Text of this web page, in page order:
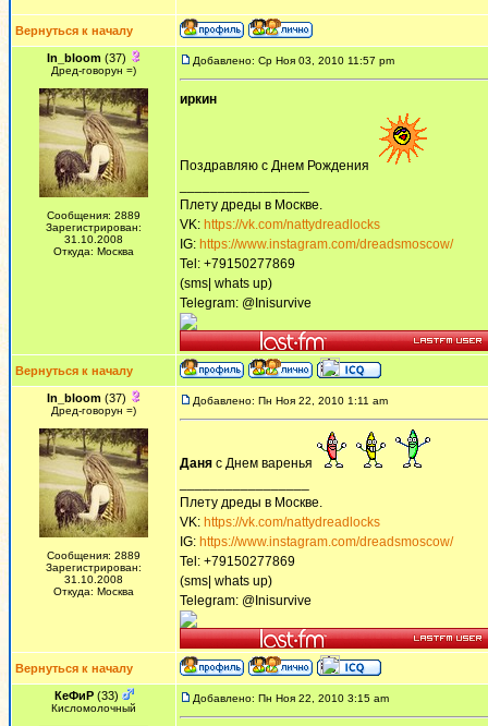
Вернуться к началу
In_bloom(37)
Дред-говорун =)
Сообщения: 2889
Зарегистрирован:
31.10.2008
Откуда: Москва
Добавлено: Ср Ноя 03, 2010 11:57 pm
иркин
Поздравляю с Днем Рождения
Плету дреды в Москве.
VK: https://vk.com/nattydreadlocks
IG: https://www.instagram.com/dreadsmoscow/
Tel: +79150277869
(sms| whats up)
Telegram: @Inisurvive
Вернуться к началу
In_bloom(37)
Дред-говорун =)
Сообщения: 2889
Зарегистрирован:
31.10.2008
Откуда: Москва
Добавлено: Пн Ноя 22, 2010 1:11 am
Даня с Днем варенья
Плету дреды в Москве.
VK: https://vk.com/nattydreadlocks
IG: https://www.instagram.com/dreadsmoscow/
Tel: +79150277869
(sms| whats up)
Telegram: @Inisurvive
Вернуться к началу
КеФиР(33)
Кисломолочный
Добавлено: Пн Ноя 22, 2010 3:15 am